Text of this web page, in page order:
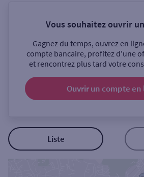
Sélectionnez votre recherche
Ouverte le samedi
Coffre-fort
Vous souhaitez ouvrir
Gagnez du temps, ouvrez en
compte bancaire, profitez d'une
et rencontrez plus tard votre
Ouvrir un compte en
Liste